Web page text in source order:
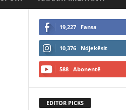
19,227 Fansa
10,376 Ndjekësit
588 Abonentë
EDITOR PICKS